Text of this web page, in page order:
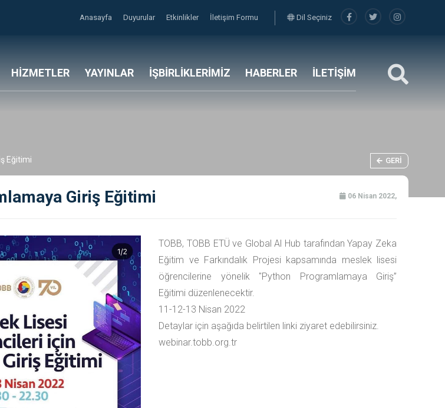
Anasayfa Duyurular Etkinlikler İletişim Formu Dil Seçiniz
HİZMETLER YAYINLAR İŞBİRLİKLERİMİZ HABERLER İLETİŞİM
Eğitimi GERI
Giriş Eğitimi 06 Nisan 2022,
TOBB, TOBB ETÜ ve Global Al Hub tarafından Yapay Zeka
Eğitim ve Farkındalık Projesi kapsamında meslek lisesi
öğrencilerine yönelik "Python Programlamaya Giriş”
Eğitimi düzenlenecektir.
11-12-13 Nisan 2022
Detaylar için aşağıda belirtilen linki ziyaret edebilirsiniz.
webinar.tobb.org.tr